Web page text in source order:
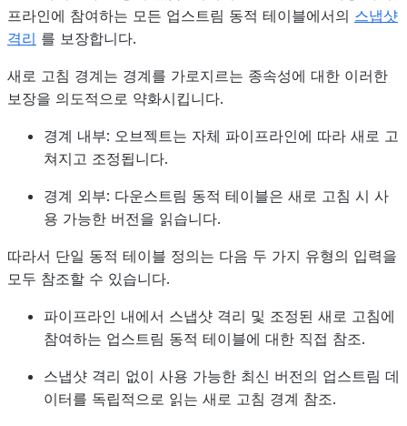
프라인에 참여하는 모든 업스트림 동적 테이블에서의 스냅샷
격리 를 보장합니다.
새로 고침 경계는 경계를 가로지르는 종속성에 대한 이러한
보장을 의도적으로 약화시킵니다.
경계 내부: 오브젝트는 자체 파이프라인에 따라 새로 고
쳐지고 조정됩니다.
경계 외부: 다운스트림 동적 테이블은 새로 고침 시 사
용 가능한 버전을 읽습니다.
따라서 단일 동적 테이블 정의는 다음 두 가지 유형의 입력을
모두 참조할 수 있습니다.
파이프라인 내에서 스냅샷 격리 및 조정된 새로 고침에
참여하는 업스트림 동적 테이블에 대한 직접 참조.
스냅샷 격리 없이 사용 가능한 최신 버전의 업스트림 데
이터를 독립적으로 읽는 새로 고침 경계 참조.